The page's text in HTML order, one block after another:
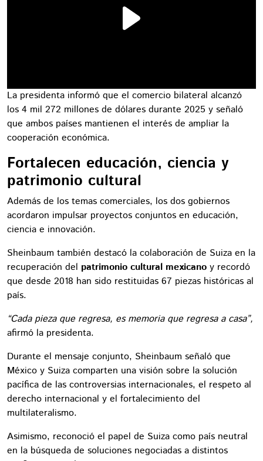
La presidenta informó que el comercio bilateral alcanzó
los 4 mil 272 millones de dólares durante 2025 y señaló
que ambos países mantienen el interés de ampliar la
cooperación económica.
Fortalecen educación, ciencia y
patrimonio cultural
Además de los temas comerciales, los dos gobiernos
acordaron impulsar proyectos conjuntos en educación,
ciencia e innovación.
Sheinbaum también destacó la colaboración de Suiza en la
recuperación del patrimonio cultural mexicano y recordó
que desde 2018 han sido restituidas 67 piezas históricas al
país.
“Cada pieza que regresa, es memoria que regresa a casa”,
afirmó la presidenta.
Durante el mensaje conjunto, Sheinbaum señaló que
México y Suiza comparten una visión sobre la solución
pacífica de las controversias internacionales, el respeto al
derecho internacional y el fortalecimiento del
multilateralismo.
Asimismo, reconoció el papel de Suiza como país neutral
en la búsqueda de soluciones negociadas a distintos